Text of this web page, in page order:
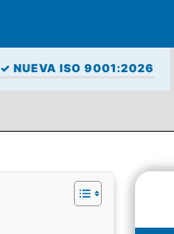
✓ NUEVA ISO 9001:2026